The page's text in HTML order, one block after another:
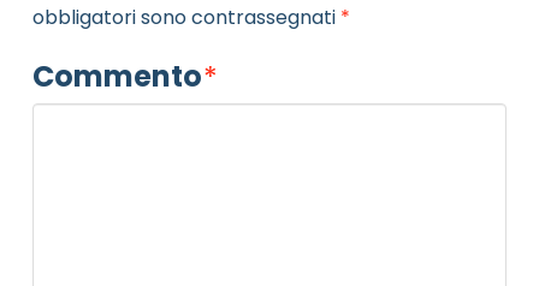
obbligatori sono contrassegnati *
Commento*